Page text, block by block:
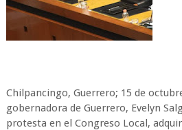
Chilpancingo, Guerrero; 15 de
gobernadora de Guerrero, Evelyn
protesta en el Congreso Local,